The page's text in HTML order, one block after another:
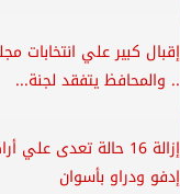
إقبال كبير علي انتخابات
.. والمحافظ يتفقد لجنة...
إزالة 16 حالة تعدى
إدفو ودراو بأسوان